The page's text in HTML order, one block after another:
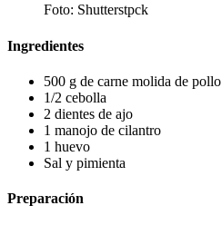
Foto: Shutterstpck
Ingredientes
500 g de carne molida de pollo
1/2 cebolla
2 dientes de ajo
1 manojo de cilantro
1 huevo
Sal y pimienta
Preparación